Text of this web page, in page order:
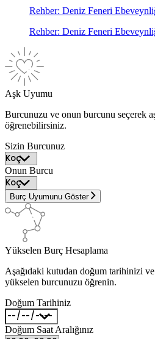
Rehber: Deniz Feneri
Rehber: Deniz Feneri
Aşk Uyumu
Burcunuzu ve onun burcunu seçerek
öğrenebilirsiniz.
Sizin Burcunuz
Onun Burcu
Burç Uyumunu Göster
Yükselen Burç Hesaplama
Aşağıdaki kutudan doğum tarihinizi ve
yükselen burcunuzu öğrenin.
Doğum Tarihiniz
Doğum Saat Aralığınız